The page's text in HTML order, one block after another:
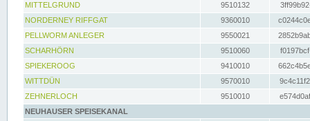
MITTELGRUND
9510132
NORDERNEY RIFFGAT
9360010
PELLWORM ANLEGER
9550021
SCHARHÖRN
9510060
SPIEKEROOG
9410010
WITTDÜN
9570010
ZEHNERLOCH
9510010
NEUHAUSER SPEISEKANAL